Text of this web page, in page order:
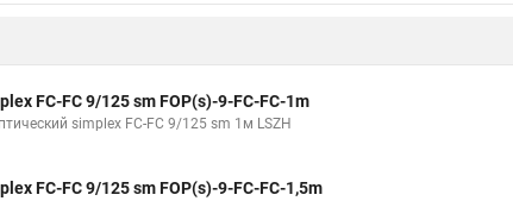
FC-FC 9/125 sm FOP(s)-9-FC-FC-1m
simplex FC-FC 9/125 sm 1м LSZH
FC-FC 9/125 sm FOP(s)-9-FC-FC-1,5m